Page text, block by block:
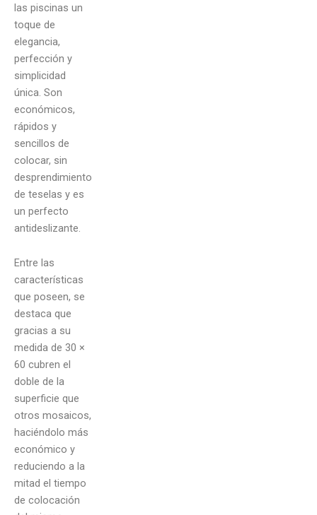
las piscinas un
toque de
elegancia,
perfección y
simplicidad
única. Son
económicos,
rápidos y
sencillos de
colocar, sin
desprendimiento
de teselas y es
un perfecto
antideslizante.
Entre las
características
que poseen, se
destaca que
gracias a su
medida de 30 ×
60 cubren el
doble de la
superficie que
otros mosaicos,
haciéndolo más
económico y
reduciendo a la
mitad el tiempo
de colocación